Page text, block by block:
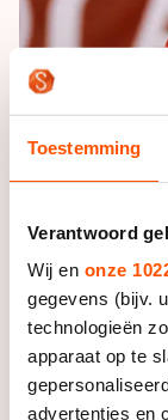
Toestemming
Verantwoord
Wij en onze
gegevens (bijv.
technologieën
apparaat op te
advertenties en
Deze zomer
Waar kan ik
Alles voor jou
Evenementen
Livestreams
Winacties
Olympische
Medaille
Medaillespiegel
Olympische
Van Jong tot